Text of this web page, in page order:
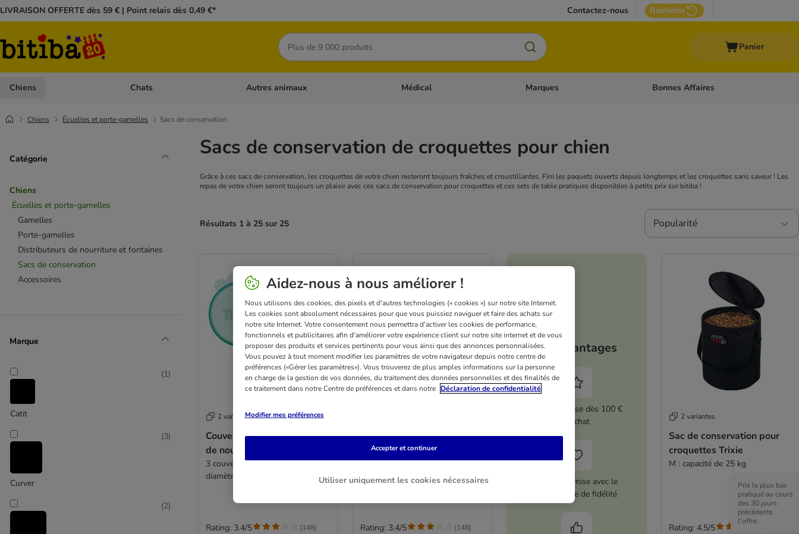
LIVRAISON OFFERTE dès 59 € | Point relais dès 0,49 €* Contactez-nous Racheter
Rechercher
Panier
Chiens Dérouler les catégories: Chiens
Chats Dérouler les catégories: Chats
Autres animaux Dérouler les catégories: Autres animaux
Médical Dérouler les catégories: Médical
Marques Dérouler les catégories: Marques
Bonnes Affaires
Chiens Écuelles et porte-gamelles Sacs de conservation
Catégorie
Chiens
Écuelles et porte-gamelles
Gamelles
Porte-gamelles
Distributeurs de nourriture et fontaines
Sacs de conservation
Accessoires
Marque
Catit
(1)
Curver
(3)
(2)
Sacs de conservation de croquettes pour chien
Grâce à ces sacs de conservation, les croquettes de votre chien resteront toujours fraîches et croustillantes. Fini les paquets ouverts depuis longtemps et les croquettes sans saveur ! Les
repas de votre chien seront toujours un plaisir avec ces sacs de conservation pour croquettes et ces sets de table pratiques disponibles à petits prix sur bitiba !
Résultats 1 à 25 sur 25 Popularité
2 variantes
Couvercles Trixie pour boîte
de nourriture
3 couvercles de 7,6 cm de
diamètre
Rating: 3.4/5 (148)
Couvercles Trixie pour boîte
de nourriture
2 couvercles de 10,6 cm de
diamètre
Rating: 3.4/5 (148)
Vos avantages
5 % de remise dès 100 €
d'achat
12 € de remise avec le
programme de fidélité
2 variantes
Sac de conservation pour
croquettes Trixie
M : capacité de 25 kg
Prix le plus bas
pratiqué au cours
des 30 jours
précédents
l'offre.
Rating: 4.5/5
Aidez-nous à nous améliorer !
Nous utilisons des cookies, des pixels et d'autres technologies (« cookies ») sur notre site Internet.
Les cookies sont absolument nécessaires pour que vous puissiez naviguer et faire des achats sur
notre site Internet. Votre consentement nous permettra d'activer les cookies de performance,
fonctionnels et publicitaires afin d'améliorer votre expérience client sur notre site internet et de vous
proposer des produits et services pertinents pour vous ainsi que des annonces personnalisées.
Vous pouvez à tout moment modifier les paramètres de votre navigateur depuis notre centre de
préférences («Gérer les paramètres»). Vous trouverez de plus amples informations sur la personne
en charge de la gestion de vos données, du traitement des données personnelles et des finalités de
ce traitement dans notre Centre de préférences et dans notre Déclaration de confidentialité
Modifier mes préférences
Utiliser uniquement les cookies nécessaires
Accepter et continuer